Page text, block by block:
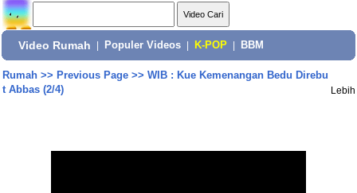
Video Rumah Populer Videos K-POP BBM
Rumah>> Previous Page>> WIB : Kue Kemenangan Bedu Direbu
t Abbas (2/4)
Lebih